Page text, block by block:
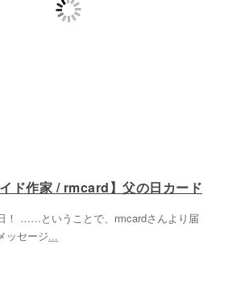
イド作家 / rmcard】父の日カード
！ ……ということで、rmcardさんより届
ッセージ...